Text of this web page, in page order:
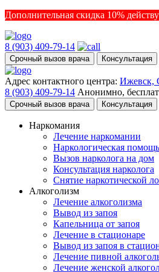
Дополнительная скидка 10%
8 (903) 409-79-14
Срочный вызов врача Консультация
Адрес контактного центра: Ижевск,
8 (903) 409-79-14 Анонимно,
Срочный вызов врача Консультация
Наркомания
Лечение наркомании
Наркологическая помощь
Вызов нарколога на дом
Консультация нарколога
Снятие наркотической
Алкоголизм
Лечение алкоголизма
Вывод из запоя
Капельница от запоя
Лечение в стационаре
Вывод из запоя в
Лечение пивной
Лечение женской